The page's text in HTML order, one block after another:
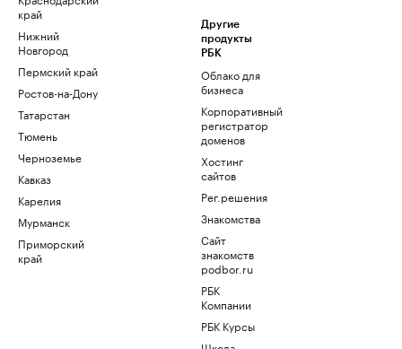
край
Нижний
Новгород
Пермский край
Ростов-на-Дону
Татарстан
Тюмень
Черноземье
Кавказ
Карелия
Мурманск
Приморский
край
Другие
продукты
РБК
Облако для
бизнеса
Корпоративный
регистратор
доменов
Хостинг
сайтов
Рег.решения
Знакомства
Сайт
знакомств
podbor.ru
РБК
Компании
РБК Курсы